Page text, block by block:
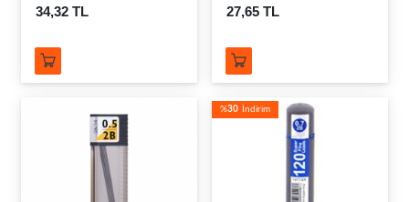
34,32 TL 27,65 TL
%30 İndirim